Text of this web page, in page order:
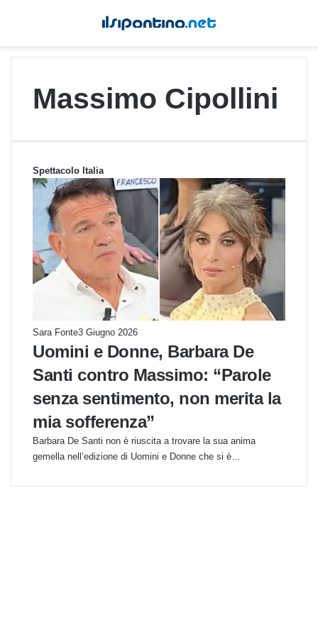
Massimo Cipollini
Spettacolo Italia
Sara Fonte3 Giugno 2026
Uomini e Donne, Barbara De
Santi contro Massimo: “Parole
senza sentimento, non merita la
mia sofferenza”
Barbara De Santi non è riuscita a trovare la sua anima
gemella nell’edizione di Uomini e Donne che si è…